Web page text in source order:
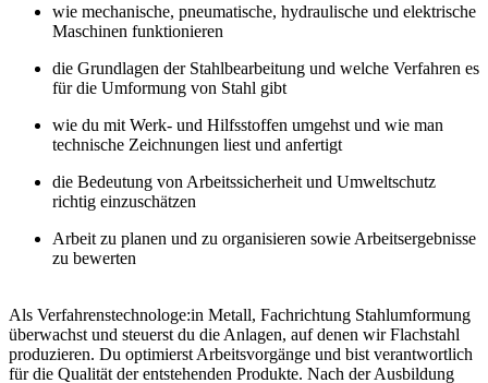
wie mechanische, pneumatische, hydraulische und elektrische
Maschinen funktionieren
die Grundlagen der Stahlbearbeitung und welche Verfahren es
für die Umformung von Stahl gibt
wie du mit Werk- und Hilfsstoffen umgehst und wie man
technische Zeichnungen liest und anfertigt
die Bedeutung von Arbeitssicherheit und Umweltschutz
richtig einzuschätzen
Arbeit zu planen und zu organisieren sowie Arbeitsergebnisse
zu bewerten
Als Verfahrenstechnologe:in Metall, Fachrichtung Stahlumformung
überwachst und steuerst du die Anlagen, auf denen wir Flachstahl
produzieren. Du optimierst Arbeitsvorgänge und bist verantwortlich
für die Qualität der entstehenden Produkte. Nach der Ausbildung